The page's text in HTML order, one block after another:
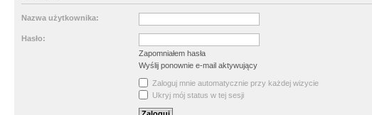
Nazwa użytkownika:
Hasło:
Zapomniałem hasła
Wyślij ponownie e-mail aktywujący
Zaloguj mnie automatycznie przy każdej wizycie
Ukryj mój status w tej sesji